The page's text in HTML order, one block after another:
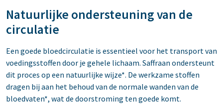
Natuurlijke ondersteuning van de
circulatie
Een goede bloedcirculatie is essentieel voor het transport van
voedingsstoffen door je gehele lichaam. Saffraan ondersteunt
dit proces op een natuurlijke wijze*. De werkzame stoffen
dragen bij aan het behoud van de normale wanden van de
bloedvaten*, wat de doorstroming ten goede komt.